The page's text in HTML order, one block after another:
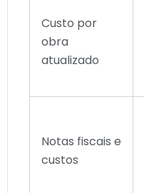
Custo por
obra
atualizado
Notas fiscais e
custos